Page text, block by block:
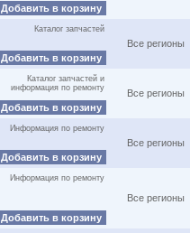
Добавить в корзину
Каталог запчастей
Добавить в корзину
Все регионы
Каталог запчастей и
информация по ремонту
Добавить в корзину
Все регионы
Информация по ремонту
Добавить в корзину
Все регионы
Информация по ремонту
Добавить в корзину
Все регионы